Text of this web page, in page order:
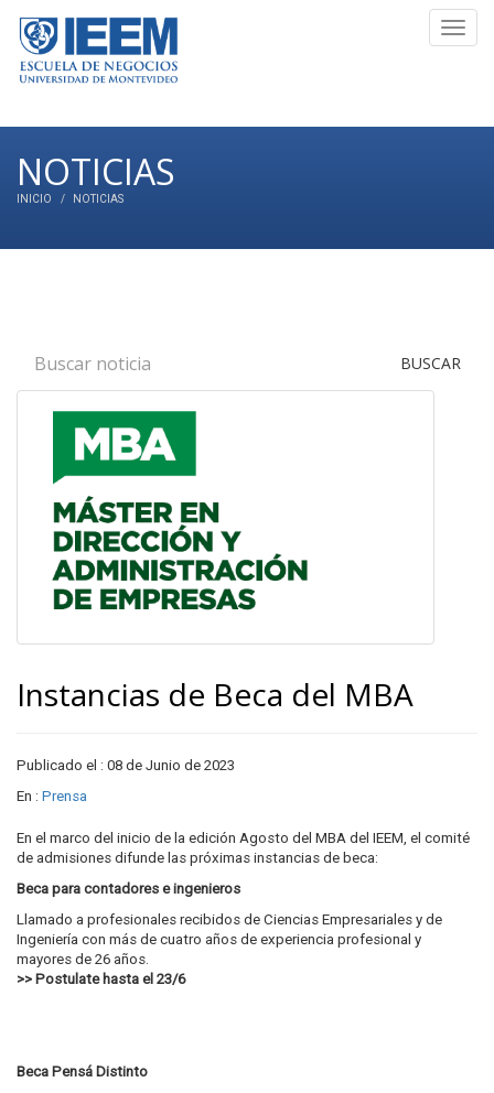
NOTICIAS
INICIO NOTICIAS
BUSCAR
Instancias de Beca del MBA
Publicado el : 08 de Junio de 2023
En : Prensa
En el marco del inicio de la edición Agosto del MBA del IEEM, el comité
de admisiones difunde las próximas instancias de beca:
Beca para contadores e ingenieros
Llamado a profesionales recibidos de Ciencias Empresariales y de
Ingeniería con más de cuatro años de experiencia profesional y
mayores de 26 años.
>> Postulate hasta el 23/6
Beca Pensá Distinto